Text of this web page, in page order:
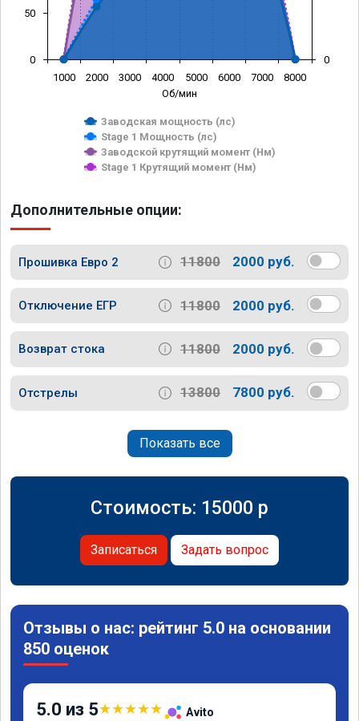
Об/мин
Заводская мощность (лс)
Stage 1 Мощность (лс)
Заводской крутящий момент (Нм)
Stage 1 Крутящий момент (Нм)
1000 2000 3000 4000 5000 6000 7000 8000
0
50
0
Дополнительные опции:
Прошивка Евро 2 11800 2000 руб.
Отключение ЕГР 11800 2000 руб.
Возврат стока 11800 2000 руб.
Отстрелы 13800 7800 руб.
Показать все
Стоимость: 15000 p
Записаться Задать вопрос
Отзывы о нас: рейтинг 5.0 на основании
850 оценок
5.0 из 5★★★★★ Avito